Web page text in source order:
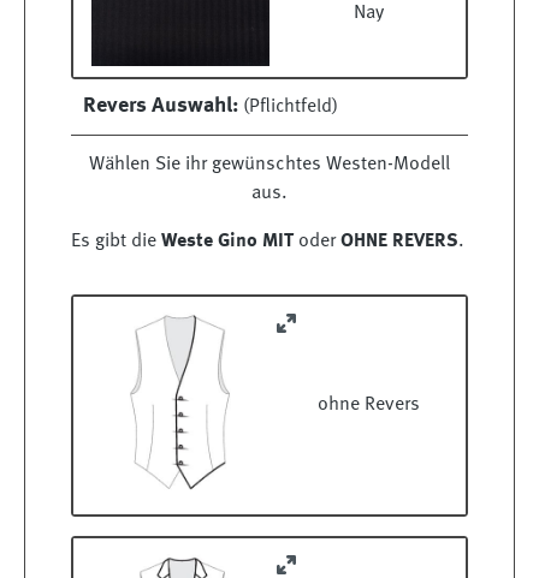
Nay
Revers Auswahl: (Pflichtfeld)
Wählen Sie ihr gewünschtes Westen-Modell
aus.
Es gibt die Weste Gino MIT oderOHNE REVERS.
ohne Revers